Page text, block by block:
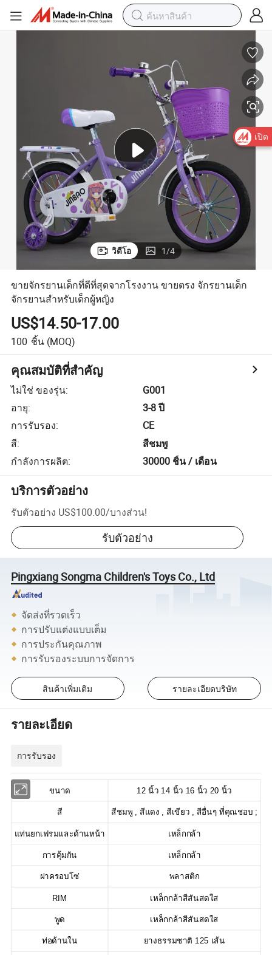
วิดีโอ 1/4
ขายจักรยานเด็กที่ดีที่สุดจากโรงงาน ขายตรง จักรยานเด็ก
จักรยานสำหรับเด็กผู้หญิง
US$14.50-17.00
100 ชิ้น (MOQ)
คุณสมบัติที่สำคัญ
ไม่ใช่ ของรุ่น:
G001
อายุ:
3-8 ปี
การรับรอง:
CE
สี:
สีชมพู
กำลังการผลิต: 30000 ชิ้น / เดือน
บริการตัวอย่าง
รับตัวอย่าง US$100.00/บางส่วน!
รับตัวอย่าง
Pingxiang Songma Children's Toys Co., Ltd
จัดส่งที่รวดเร็ว
การปรับแต่งแบบเต็ม
การประกันคุณภาพ
การรับรองระบบการจัดการ
สินค้าเพิ่มเติม รายละเอียดบริษัท
รายละเอียด
การรับรอง
ขนาด 12 นิ้ว 14 นิ้ว 16 นิ้ว 20 นิ้ว
สี สีชมพู , สีแดง , สีเขียว , สีอื่นๆ ที่คุณชอบ ;
แท่นยกเฟรมและด้านหน้า เหล็กกล้า
การคุ้มกัน เหล็กกล้า
ฝาครอบโซ่ พลาสติก
RIM เหล็กกล้าสีสันสดใส
พูด เหล็กกล้าสีสันสดใส
ท่อด้านใน ยางธรรมชาติ 125 เส้น
เปิด